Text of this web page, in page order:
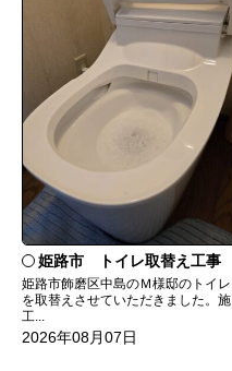
姫路市 トイレ取替え工事
姫路市飾磨区中島のＭ様邸のトイレ
を取替えさせていただきました。施
工...
2026年08月07日